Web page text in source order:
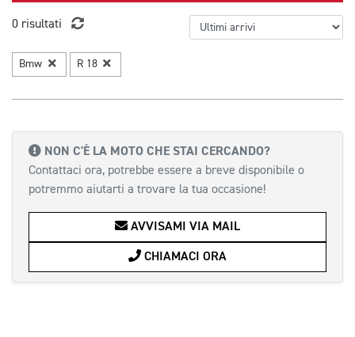
0 risultati
Bmw R 18
NON C'È LA MOTO CHE STAI CERCANDO?
Contattaci ora, potrebbe essere a breve disponibile o
potremmo aiutarti a trovare la tua occasione!
AVVISAMI VIA MAIL
CHIAMACI ORA